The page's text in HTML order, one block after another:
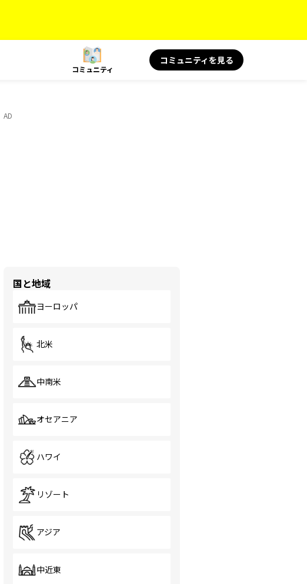
コミュニティ
コミュニティを見る
AD
国と地域
ヨーロッパ
北米
中南米
オセアニア
ハワイ
リゾート
アジア
中近東